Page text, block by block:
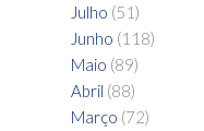
Julho (51)
Junho (118)
Maio (89)
Abril (88)
Março (72)